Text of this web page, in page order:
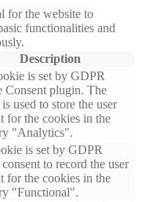
for the website to
functionalities and
Description
is set by GDPR
Consent plugin. The
used to store the user
for the cookies in the
"Analytics".
is set by GDPR
to record the user
for the cookies in the
"Functional".